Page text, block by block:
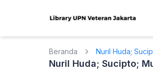
Beranda Nuril Huda;
Nuril Huda; Sucipto;